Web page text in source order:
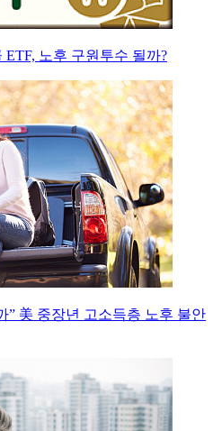
ETF, 노후 구원투수 될까?
” 美 중장년 고소득층 노후 불안